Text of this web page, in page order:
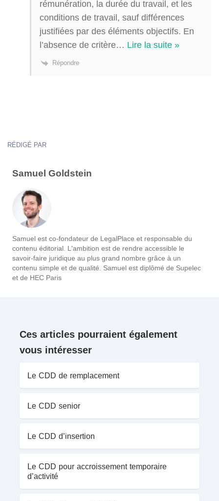
rémunération, la durée du travail, et les
conditions de travail, sauf différences
justifiées par des éléments objectifs. En
l’absence de critère… Lire la suite »
Répondre
RÉDIGÉ PAR
Samuel Goldstein
Samuel est co-fondateur de LegalPlace et responsable du
contenu éditorial. L'ambition est de rendre accessible le
savoir-faire juridique au plus grand nombre grâce à un
contenu simple et de qualité. Samuel est diplômé de Supelec
et de HEC Paris
Ces articles pourraient également
vous intéresser
Le CDD de remplacement
Le CDD senior
Le CDD d’insertion
Le CDD pour accroissement temporaire
d’activité